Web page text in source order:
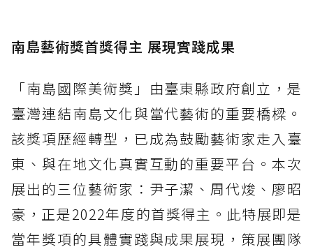
南島藝術獎首獎得主 展現實踐成果
「南島國際美術獎」由臺東縣政府創立，是
臺灣連結南島文化與當代藝術的重要橋樑。
該獎項歷經轉型，已成為鼓勵藝術家走入臺
東、與在地文化真實互動的重要平台。本次
展出的三位藝術家：尹子潔、周代焌、廖昭
豪，正是2022年度的首獎得主。此特展即是
當年獎項的具體實踐與成果展現，策展團隊